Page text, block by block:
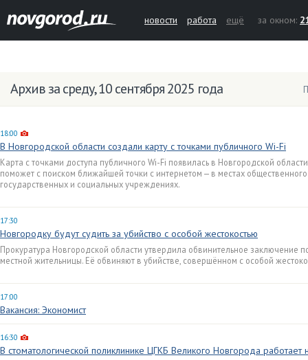
новости работа ещё за окном:
Архив за среду, 10 сентября 2025 года
18:00
В Новгородской области создали карту с точками публичного Wi-Fi
Карта с точками доступа публичного Wi-Fi появилась в Новгородской
поможет с поиском ближайшей точки с интернетом — в местах общественного
государственных и социальных учреждениях.
17:30
Новгородку будут судить за убийство с особой жестокостью
Прокуратура Новгородской области утвердила обвинительное заключение
местной жительницы. Её обвиняют в убийстве, совершённом с особой
17:00
Вакансия: Экономист
16:30
В стоматологической поликлинике ЦГКБ Великого Новгорода